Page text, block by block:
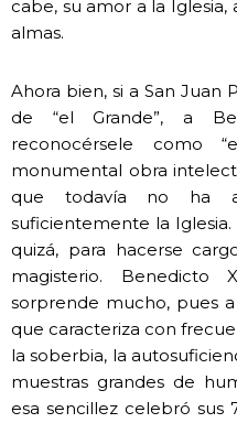
cabe, su amor a la Iglesia,
almas.
Ahora bien, si a San Juan
de “el Grande”, a
reconocérsele como
monumental obra
que todavía no ha
suficientemente la Iglesia.
quizá, para hacerse
magisterio. Benedicto
sorprende mucho, pues
que caracteriza con
la soberbia, la
muestras grandes de
esa sencillez celebró sus